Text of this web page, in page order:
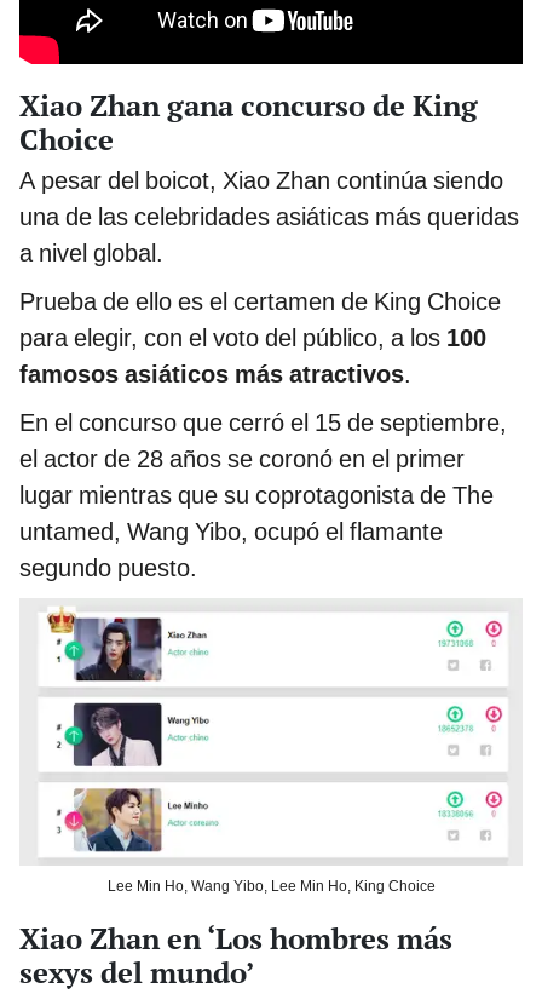
Xiao Zhan gana concurso de King
Choice
A pesar del boicot, Xiao Zhan continúa siendo
una de las celebridades asiáticas más queridas
a nivel global.
Prueba de ello es el certamen de King Choice
para elegir, con el voto del público, a los 100
famosos asiáticos más atractivos.
En el concurso que cerró el 15 de septiembre,
el actor de 28 años se coronó en el primer
lugar mientras que su coprotagonista de The
untamed, Wang Yibo, ocupó el flamante
segundo puesto.
Lee Min Ho, Wang Yibo, Lee Min Ho, King Choice
Xiao Zhan en ‘Los hombres más
sexys del mundo’